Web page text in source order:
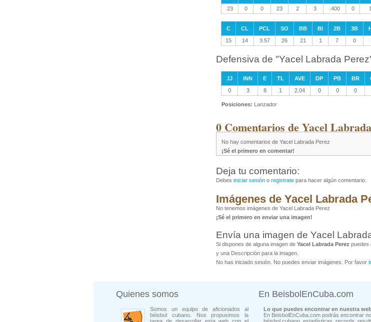
23
0 0 23 2 3 .400 0 1
C CL PCL SO BB BI 2B 3B
15
14 3.57 26 21 1 7 0
Defensiva de "Yacel Labrada
JJ INN E TL AVE DP PB BR
0
3 8 1 2.04 0 0 0
Posiciones: Lanzador
0 Comentarios de Yacel
No hay comentarios de Yacel Labrada Perez
¡Sé el primero en comentar!
Deja tu comentario:
Debes iniciar sesión o registrate para hacer algún comentario.
Imágenes de Yacel Labrada
No tenemos imágenes de Yacel Labrada Perez
¡Sé el primero en enviar una imagen!
Envía una imagen de Yacel
Si dispones de alguna imagen de Yacel Labrada Perez puedes
y una Descripción para la imagen.
No has iniciado sesión. No puedes enviar imágenes. Por favor
Quienes somos
Somos un equipo de aficionados al
béisbol cubano. Nos propusimos la
En BeisbolEnCuba.com
Lo que puedes encontrar en nuestra
En BeisbolEnCuba.com podrás encontrar